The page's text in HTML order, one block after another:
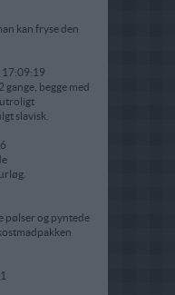
kan fryse den
begge med
utroligt
slavisk.
pølser og pyntede